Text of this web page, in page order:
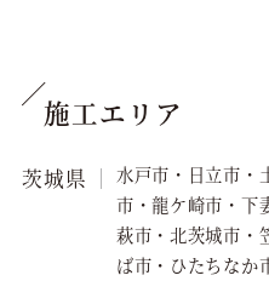
施工エリア
茨城県
水戸市・日立市・
市・龍ケ崎市・下
萩市・北茨城市・
ば市・ひたちなか